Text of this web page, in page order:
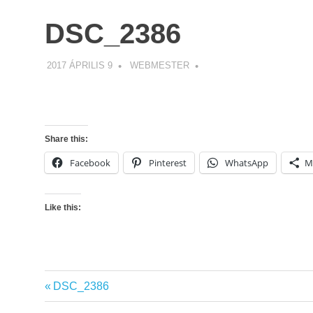
DSC_2386
2017 ÁPRILIS 9 WEBMESTER
Share this:
Facebook Pinterest WhatsApp
Like this:
Bejegyzés
Previous
Post:
DSC_2386